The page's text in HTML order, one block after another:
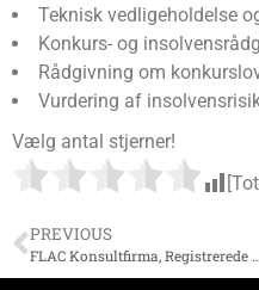
Teknisk vedligeholdelse
Konkurs- og
Rådgivning om
Vurdering af
Vælg antal stjerner!
PREVIOUS
FLAC Konsultfirma, Registrerede revisorer, offentligt godkendte revisorer